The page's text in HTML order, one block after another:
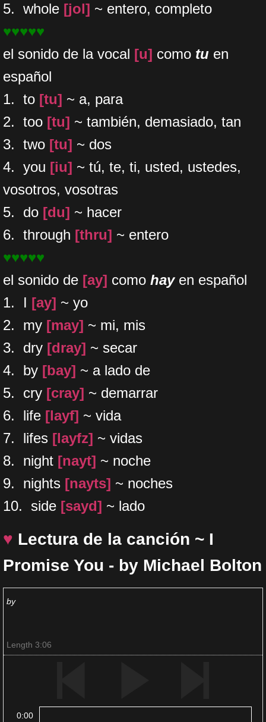
5. whole [jol] ~ entero, completo
♥♥♥♥♥
el sonido de la vocal [u] como tu en
español
1. to [tu] ~ a, para
2. too [tu] ~ también, demasiado, tan
3. two [tu] ~ dos
4. you [iu] ~ tú, te, ti, usted, ustedes,
vosotros, vosotras
5. do [du] ~ hacer
6. through [thru] ~ entero
♥♥♥♥♥
el sonido de [ay] como hayen español
1. I [ay] ~ yo
2. my [may] ~ mi, mis
3. dry [dray] ~ secar
4. ​by [bay] ~ a lado de
5. cry [cray] ~ demarrar
6. life [layf] ~ vida
7. lifes [layfz] ~ vidas
​8. night [nayt] ~ noche
​9. nights [nayts] ~ noches
10. side [sayd] ~ lado
♥ Lectura de la canción ~ I
Promise You - by Michael Bolton
by
Length 3:06
0:00